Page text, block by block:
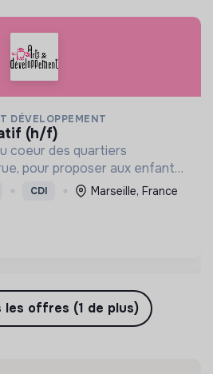
DÉVELOPPEMENT
(h/f)
coeur des quartiers
pour proposer aux enfants
artistique, hebdomadaires,
CDI
Marseille, France
les offres (1 de plus)